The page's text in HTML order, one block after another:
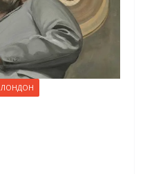
ЛОНДОН